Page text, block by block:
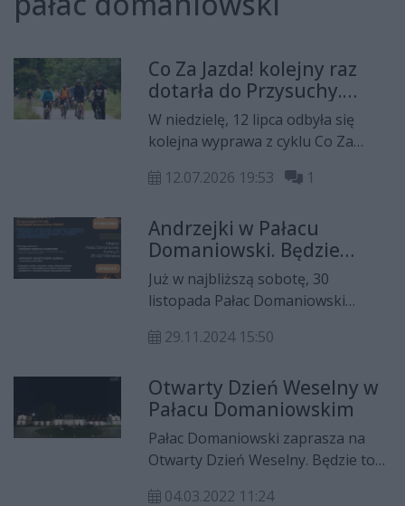
Co Za Jazda! kolejny raz
dotarła do Przysuchy.
Pogoda nie odstraszyła
uczestników
W niedzielę, 12 lipca odbyła się
kolejna wyprawa z cyklu Co Za
wybrali się do Przysuchy. Mimo że
uczestnicy dotarli pełni energii i z
uśmiechami na twarzach.
12.07.2026 19:53 1
Andrzejki w Pałacu
Domaniowski. Będzie
festiwal!
Już w najbliższą sobotę, 30
listopada Pałac Domaniowski
scenie m.in. zespół FunkTime czy
Twardowskiego.
29.11.2024 15:50
Otwarty Dzień Weselny w
Pałacu Domaniowskim
Pałac Domaniowski zaprasza na
Otwarty Dzień Weselny. Będzie to
04.03.2022 11:24